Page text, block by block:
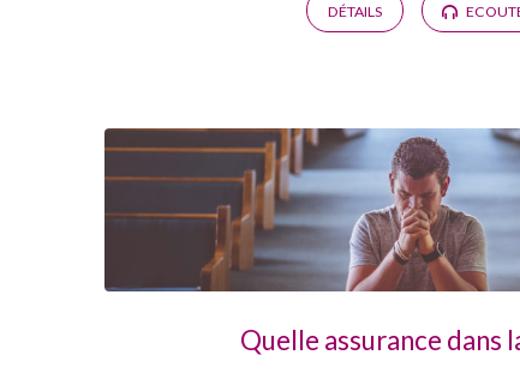
DÉTAILS
Quelle assurance dans